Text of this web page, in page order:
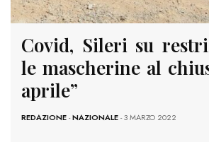
Covid, Sileri su
le mascherine al
aprile”
REDAZIONE-NAZIONALE- 3 MARZO 2022